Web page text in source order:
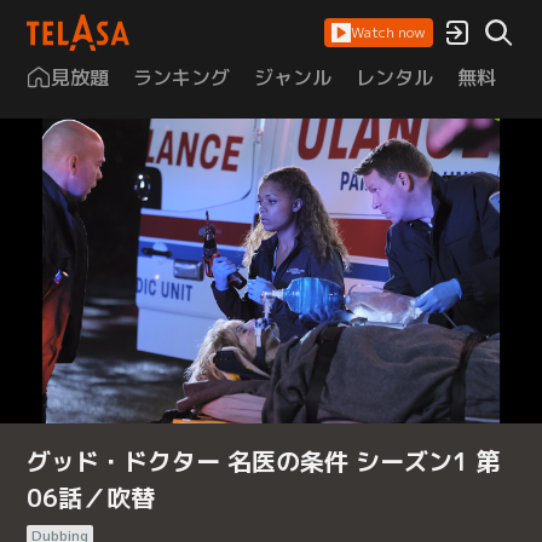
Watch now
見放題 ランキング ジャンル レンタル 無料
グッド・ドクター 名医の条件 シーズン1 第
06話／吹替
Dubbing